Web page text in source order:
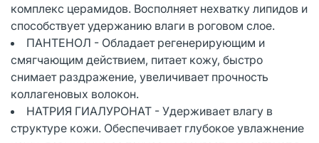
комплекс церамидов. Восполняет нехватку липидов и
способствует удержанию влаги в роговом слое.
ПАНТЕНОЛ - Обладает регенерирующим и
смягчающим действием, питает кожу, быстро
снимает раздражение, увеличивает прочность
коллагеновых волокон.
НАТРИЯ ГИАЛУРОНАТ - Удерживает влагу в
структуре кожи. Обеспечивает глубокое увлажнение